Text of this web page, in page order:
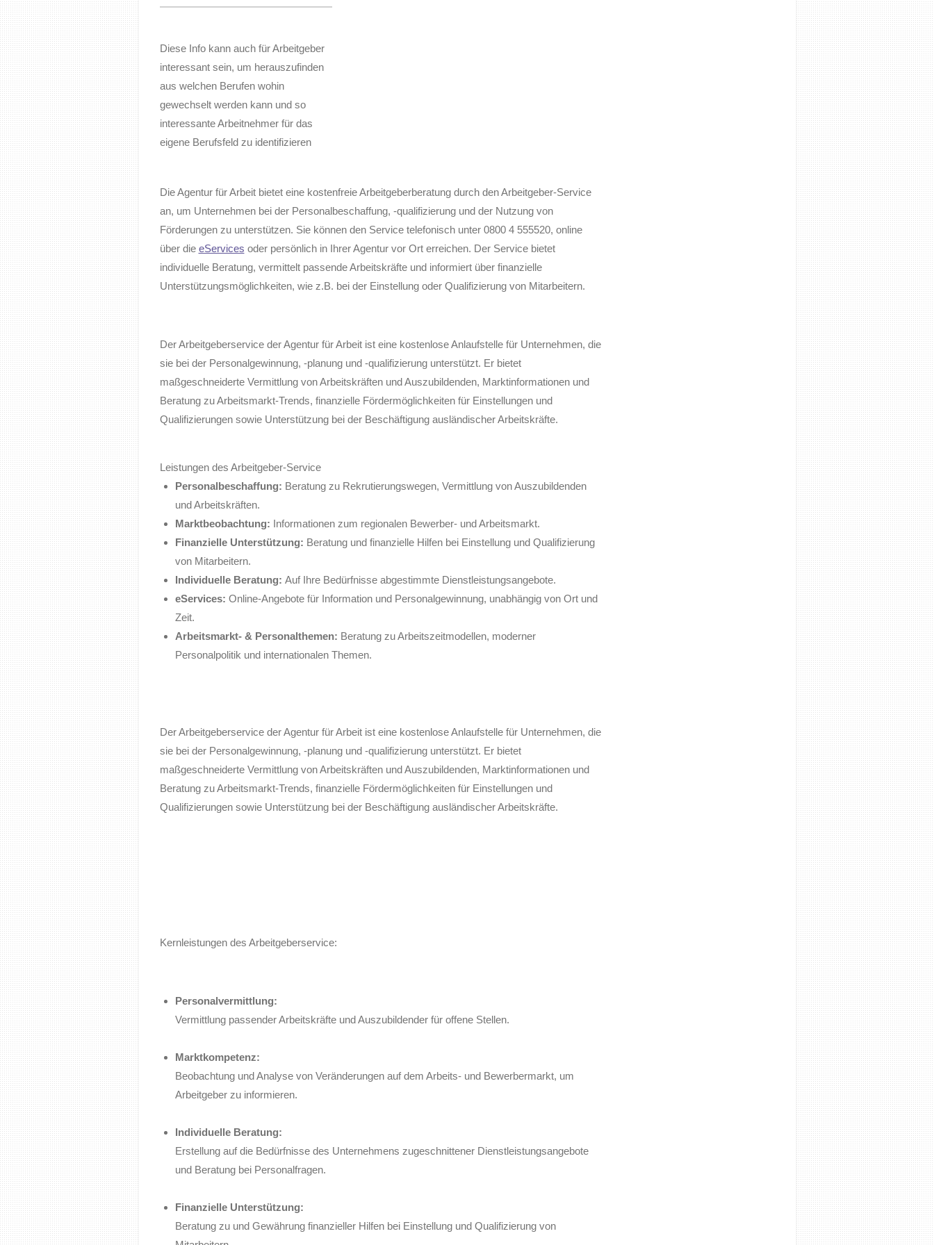
Diese Info kann auch für Arbeitgeber
interessant sein, um herauszufinden
aus welchen Berufen wohin
gewechselt werden kann und so
interessante Arbeitnehmer für das
eigene Berufsfeld zu identifizieren
Die Agentur für Arbeit bietet eine kostenfreie Arbeitgeberberatung durch den Arbeitgeber-Service
an, um Unternehmen bei der Personalbeschaffung, -qualifizierung und der Nutzung von
Förderungen zu unterstützen. Sie können den Service telefonisch unter 0800 4 555520, online
über die eServices oder persönlich in Ihrer Agentur vor Ort erreichen. Der Service bietet
individuelle Beratung, vermittelt passende Arbeitskräfte und informiert über finanzielle
Unterstützungsmöglichkeiten, wie z.B. bei der Einstellung oder Qualifizierung von Mitarbeitern.
Der Arbeitgeberservice der Agentur für Arbeit ist eine kostenlose Anlaufstelle für Unternehmen, die
sie bei der Personalgewinnung, -planung und -qualifizierung unterstützt. Er bietet
maßgeschneiderte Vermittlung von Arbeitskräften und Auszubildenden, Marktinformationen und
Beratung zu Arbeitsmarkt-Trends, finanzielle Fördermöglichkeiten für Einstellungen und
Qualifizierungen sowie Unterstützung bei der Beschäftigung ausländischer Arbeitskräfte.
Leistungen des Arbeitgeber-Service
Personalbeschaffung: Beratung zu Rekrutierungswegen, Vermittlung von Auszubildenden
und Arbeitskräften.
Marktbeobachtung: Informationen zum regionalen Bewerber- und Arbeitsmarkt.
Finanzielle Unterstützung: Beratung und finanzielle Hilfen bei Einstellung und Qualifizierung
von Mitarbeitern.
Individuelle Beratung: Auf Ihre Bedürfnisse abgestimmte Dienstleistungsangebote.
eServices: Online-Angebote für Information und Personalgewinnung, unabhängig von Ort und
Zeit.
Arbeitsmarkt- & Personalthemen: Beratung zu Arbeitszeitmodellen, moderner
Personalpolitik und internationalen Themen.
Der Arbeitgeberservice der Agentur für Arbeit ist eine kostenlose Anlaufstelle für Unternehmen, die
sie bei der Personalgewinnung, -planung und -qualifizierung unterstützt. Er bietet
maßgeschneiderte Vermittlung von Arbeitskräften und Auszubildenden, Marktinformationen und
Beratung zu Arbeitsmarkt-Trends, finanzielle Fördermöglichkeiten für Einstellungen und
Qualifizierungen sowie Unterstützung bei der Beschäftigung ausländischer Arbeitskräfte.
Kernleistungen des Arbeitgeberservice:
Personalvermittlung:
Vermittlung passender Arbeitskräfte und Auszubildender für offene Stellen.
Marktkompetenz:
Beobachtung und Analyse von Veränderungen auf dem Arbeits- und Bewerbermarkt, um
Arbeitgeber zu informieren.
Individuelle Beratung:
Erstellung auf die Bedürfnisse des Unternehmens zugeschnittener Dienstleistungsangebote
und Beratung bei Personalfragen.
Finanzielle Unterstützung:
Beratung zu und Gewährung finanzieller Hilfen bei Einstellung und Qualifizierung von